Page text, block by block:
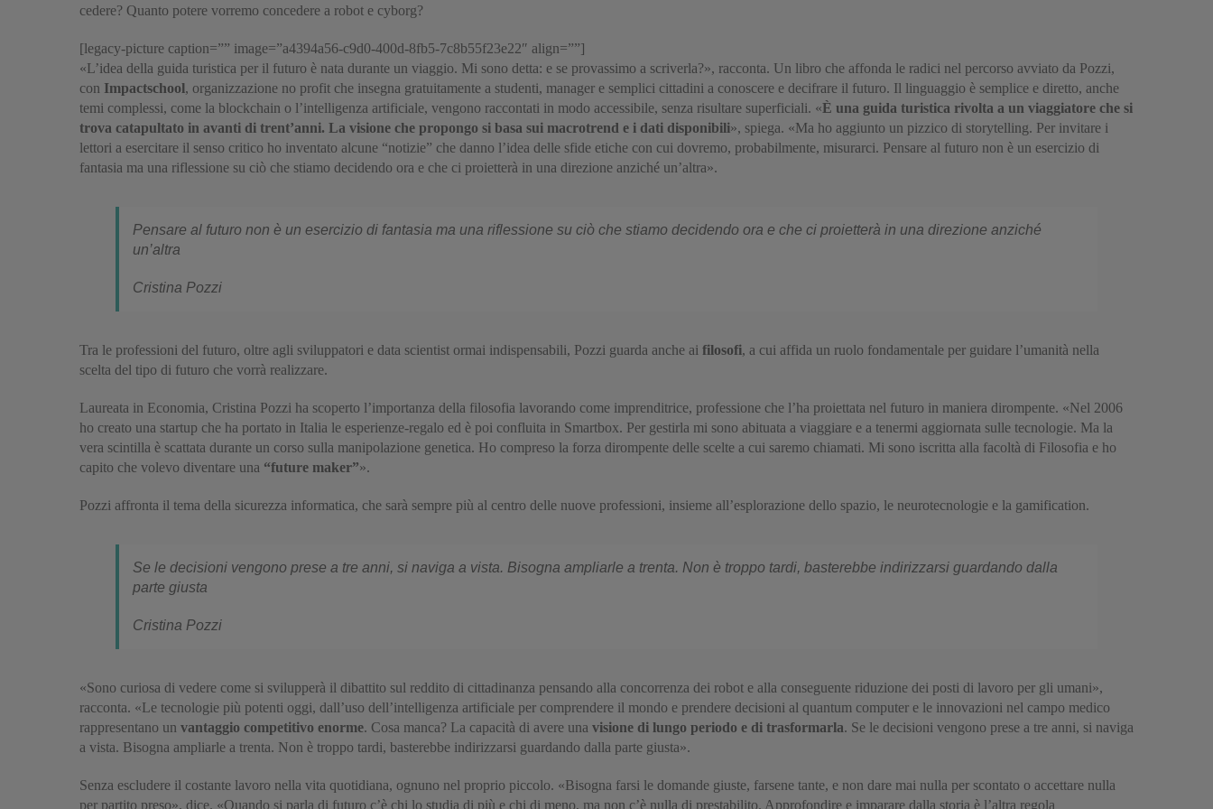
cedere? Quanto potere vorremo concedere a robot e cyborg?
[legacy-picture caption=”” image=”a4394a56-c9d0-400d-8fb5-7c8b55f23e22″ align=””]
«L’idea della guida turistica per il futuro è nata durante un viaggio. Mi sono detta: e se provassimo a scriverla?», racconta. Un libro che affonda le radici nel percorso avviato da Pozzi,
con Impactschool, organizzazione no profit che insegna gratuitamente a studenti, manager e semplici cittadini a conoscere e decifrare il futuro. Il linguaggio è semplice e diretto, anche
temi complessi, come la blockchain o l’intelligenza artificiale, vengono raccontati in modo accessibile, senza risultare superficiali. «È una guida turistica rivolta a un viaggiatore che si
trova catapultato in avanti di trent’anni. La visione che propongo si basa sui macrotrend e i dati disponibili», spiega. «Ma ho aggiunto un pizzico di storytelling. Per invitare i
lettori a esercitare il senso critico ho inventato alcune “notizie” che danno l’idea delle sfide etiche con cui dovremo, probabilmente, misurarci. Pensare al futuro non è un esercizio di
fantasia ma una riflessione su ciò che stiamo decidendo ora e che ci proietterà in una direzione anziché un’altra».
Pensare al futuro non è un esercizio di fantasia ma una riflessione su ciò che stiamo decidendo ora e che ci proietterà in una direzione anziché
un’altra
Cristina Pozzi
Tra le professioni del futuro, oltre agli sviluppatori e data scientist ormai indispensabili, Pozzi guarda anche ai filosofi, a cui affida un ruolo fondamentale per guidare l’umanità nella
scelta del tipo di futuro che vorrà realizzare.
Laureata in Economia, Cristina Pozzi ha scoperto l’importanza della filosofia lavorando come imprenditrice, professione che l’ha proiettata nel futuro in maniera dirompente. «Nel 2006
ho creato una startup che ha portato in Italia le esperienze-regalo ed è poi confluita in Smartbox. Per gestirla mi sono abituata a viaggiare e a tenermi aggiornata sulle tecnologie. Ma la
vera scintilla è scattata durante un corso sulla manipolazione genetica. Ho compreso la forza dirompente delle scelte a cui saremo chiamati. Mi sono iscritta alla facoltà di Filosofia e ho
capito che volevo diventare una “future maker”».
Pozzi affronta il tema della sicurezza informatica, che sarà sempre più al centro delle nuove professioni, insieme all’esplorazione dello spazio, le neurotecnologie e la gamification.
Se le decisioni vengono prese a tre anni, si naviga a vista. Bisogna ampliarle a trenta. Non è troppo tardi, basterebbe indirizzarsi guardando dalla
parte giusta
Cristina Pozzi
«Sono curiosa di vedere come si svilupperà il dibattito sul reddito di cittadinanza pensando alla concorrenza dei robot e alla conseguente riduzione dei posti di lavoro per gli umani»,
racconta. «Le tecnologie più potenti oggi, dall’uso dell’intelligenza artificiale per comprendere il mondo e prendere decisioni al quantum computer e le innovazioni nel campo medico
rappresentano un vantaggio competitivo enorme. Cosa manca? La capacità di avere una visione di lungo periodo e di trasformarla. Se le decisioni vengono prese a tre anni, si naviga
a vista. Bisogna ampliarle a trenta. Non è troppo tardi, basterebbe indirizzarsi guardando dalla parte giusta».
Senza escludere il costante lavoro nella vita quotidiana, ognuno nel proprio piccolo. «Bisogna farsi le domande giuste, farsene tante, e non dare mai nulla per scontato o accettare nulla
per partito preso», dice. «Quando si parla di futuro c’è chi lo studia di più e chi di meno, ma non c’è nulla di prestabilito. Approfondire e imparare dalla storia è l’altra regola